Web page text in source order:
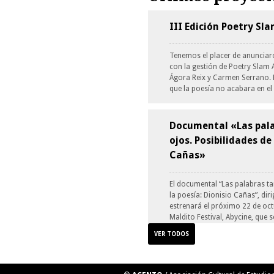
III Edición Poetry
Tenemos el placer de
con la gestión de Poetry
Ágora Reix y Carmen
que la poesía no acabara en
Documental «Las
ojos. Posibilidades
Cañas»
El documental “Las palabras
la poesía: Dionisio Cañas”,
estrenará el próximo 22 de
Maldito Festival, Abycine, que
VER TODOS